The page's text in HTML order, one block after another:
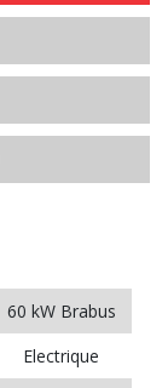
60 kW Brabus
Electrique